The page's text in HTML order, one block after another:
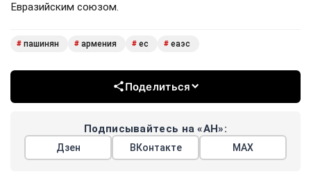
Евразийским союзом.
# пашинян # армения # ес # еаэс
Поделиться
Подписывайтесь на «АН»:
Дзен ВКонтакте МАХ